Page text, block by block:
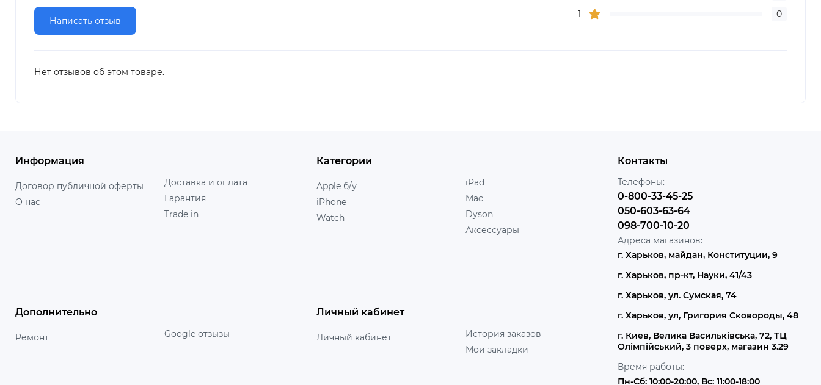
Написать отзыв
1
0
Нет отзывов об этом товаре.
Информация
Договор публичной оферты
О нас
Доставка и оплата
Гарантия
Trade in
Категории
Apple б/у
iPhone
Watch
iPad
Mac
Dyson
Аксессуары
Дополнительно
Ремонт Google отзызы
Личный кабинет
Личный кабинет
История заказов
Мои закладки
Контакты
Телефоны:
0-800-33-45-25
050-603-63-64
098-700-10-20
Адреса магазинов:
г. Харьков, майдан, Конституции, 9
г. Харьков, пр-кт, Науки, 41/43
г. Харьков, ул. Сумская, 74
г. Харьков, ул, Григория Сковороды, 48
г. Киев, Велика Васильківська, 72, ТЦ
Олімпійський, 3 поверх, магазин 3.29
Время работы:
Пн-Сб: 10:00-20:00, Вс: 11:00-18:00